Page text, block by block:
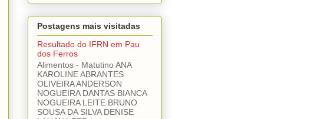
Postagens mais visitadas
Resultado do IFRN em Pau
dos Ferros
Alimentos - Matutino ANA
KAROLINE ABRANTES
OLIVEIRA ANDERSON
NOGUEIRA DANTAS BIANCA
NOGUEIRA LEITE BRUNO
SOUSA DA SILVA DENISE